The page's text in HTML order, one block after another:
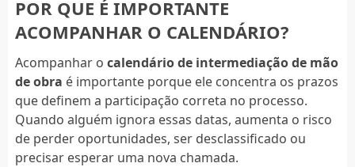
POR QUE É IMPORTANTE
ACOMPANHAR O CALENDÁRIO?
Acompanhar o calendário de intermediação de mão
de obra é importante porque ele concentra os prazos
que definem a participação correta no processo.
Quando alguém ignora essas datas, aumenta o risco
de perder oportunidades, ser desclassificado ou
precisar esperar uma nova chamada.